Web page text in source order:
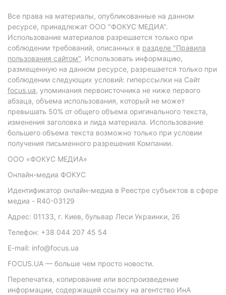
Все права на материалы, опубликованные на данном
ресурсе, принадлежат ООО "ФОКУС МЕДИА".
Использование материалов разрешается только при
соблюдении требований, описанных в разделе "Правила
пользования сайтом". Использовать информацию,
размещенную на данном ресурсе, разрешается только при
соблюдении следующих условий: гиперссылки на Сайт
focus.ua, упоминания первоисточника не ниже первого
абзаца, объема использования, который не может
превышать 50% от общего объема оригинального текста,
изменения заголовка и лида материала. Использование
большего объема текста возможно только при условии
получения письменного разрешения Компании.
ООО «ФОКУС МЕДИА»
Онлайн-медиа ФОКУС
Идентификатор онлайн-медиа в Реестре субъектов в сфере
медиа - R40-03129
Адрес: 01133, г. Киев, бульвар Леси Украинки, 26
Телефон: +38 044 207 45 54
E-mail: info@focus.ua
FOCUS.UA — больше чем просто новости.
Перепечатка, копирование или воспроизведение
информации, содержащей ссылку на агентство ИнА